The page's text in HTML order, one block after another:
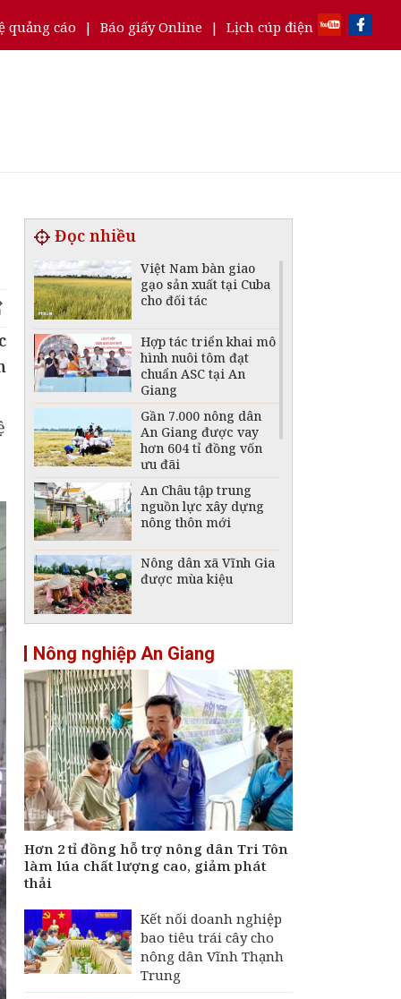
quảng cáo | Báo giấy Online | Lịch cúp điện
Đọc nhiều
Việt Nam bàn giao
gạo sản xuất tại Cuba
cho đối tác
Hợp tác triển khai mô
hình nuôi tôm đạt
chuẩn ASC tại An
Giang
Gần 7.000 nông dân
An Giang được vay
hơn 604 tỉ đồng vốn
ưu đãi
An Châu tập trung
nguồn lực xây dựng
nông thôn mới
Nông dân xã Vĩnh Gia
được mùa kiệu
Giang: Khi nông thôn
mới không còn cào
bằng
Kết nối doanh nghiệp
bao tiêu trái cây cho
nông dân Vĩnh Thạnh
Trung
Nông dân An Giang
tăng lợi nhuận nhờ
canh tác lúa "thuận
thiên"
Hơn 2 tỉ đồng hỗ trợ
nông dân Tri Tôn làm
giảm phát thải
Nông nghiệp An Giang
Hơn 2 tỉ đồng hỗ trợ nông dân Tri Tôn
làm lúa chất lượng cao, giảm phát
thải
Kết nối doanh nghiệp
bao tiêu trái cây cho
nông dân Vĩnh Thạnh
Trung